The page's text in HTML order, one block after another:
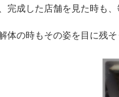
完成した店舗を見た時も
体の時もその姿を目に残